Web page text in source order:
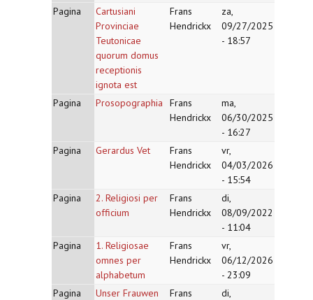
Pagina
Cartusiani
Provinciae
Teutonicae
quorum domus
receptionis
ignota est
Frans
Hendrickx
za,
09/27/2025
- 18:57
Pagina Prosopographia
Frans
Hendrickx
ma,
06/30/2025
- 16:27
Pagina
Gerardus Vet
Frans
Hendrickx
vr,
04/03/2026
- 15:54
Pagina
2. Religiosi per
officium
Frans
Hendrickx
di,
08/09/2022
- 11:04
Pagina
1. Religiosae
omnes per
alphabetum
Frans
Hendrickx
vr,
06/12/2026
- 23:09
Pagina
Unser Frauwen
Frans
di,